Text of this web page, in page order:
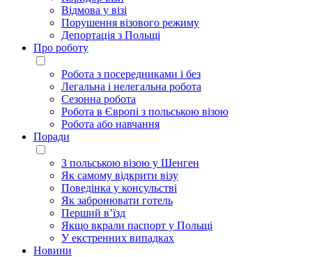
Відмова у візі
Порушення візового режиму
Депортація з Польщі
Про роботу
Робота з посередниками і без
Легальна і нелегальна робота
Сезонна робота
Робота в Європі з польською візою
Робота або навчання
Поради
З польською візою у Шенген
Як самому відкрити візу
Поведінка у консульстві
Як забронювати готель
Перший в’їзд
Якщо вкрали паспорт у Польщі
У екстренних випадках
Новини